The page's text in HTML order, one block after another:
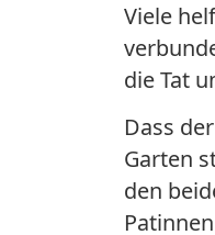
Viele
die Tat
Dass
Garten
den